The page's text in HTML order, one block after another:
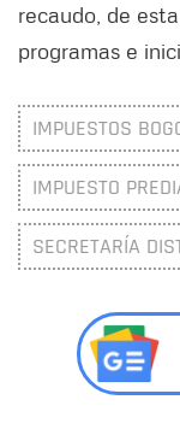
recaudo, de
programas e
IMPUESTOS
IMPUESTO
SECRETARÍA